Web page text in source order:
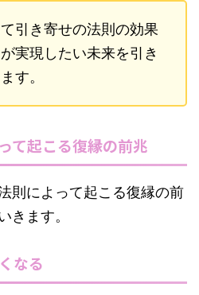
引き寄せの法則の効果
実現したい未来を引き
す。
て起こる復縁の前兆
則によって起こる復縁の前
きます。
なる